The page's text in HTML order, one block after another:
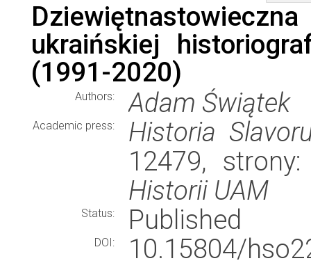
ukraińskiej
(1991-2020)
Authors: Adam Świątek
Academic press:
Historia
12479,
Historii UAM
Status: Published
DOI:
10.15804/